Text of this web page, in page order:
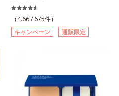
ースター(*9)」を配合することで、
肌のふっくら感や透明感を叶えま
す。美白ケアしながら多角的なエイ
ジングケアが叶うシリーズに。3ス
す。*1 メラニンの生成を抑え、シ
ミ・ソバカスを防ぐ（ウォッシュを
マイルドピーリング(*6)洗顔料。ハ
リも透明感(*7)も結果主義。年齢サ
イン(*8)の因子に着目した肌科学エ
イジングケア(*3)シリーズ。オルビ
原因に着目。加齢とともに現れる年
齢サインについて研究を進めたとこ
（4.66 / 675件）
キャンペーン
通販限定